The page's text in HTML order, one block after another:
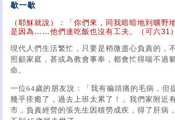
歇一歇
（耶穌就說）：「你們來，同我暗暗地到曠野
是因為……他們連吃飯也沒有工夫。（可六31）
現代人們生活繁忙，只要是稍微盡心負責的，
照顧家庭，甚或為教會事奉，都會忙得喘不過
命。
一位64歲的朋友說：「我有徧頭痛的毛病，但
幾乎痊癒了，過去上班太累了！」我們家附近
市，負責經營的張先生因積勞成疾，得了肝病